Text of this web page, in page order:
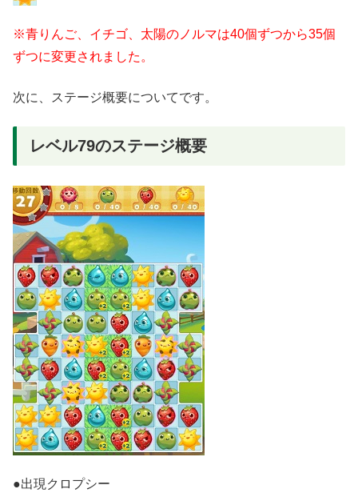
※青りんご、イチゴ、太陽のノルマは40個ずつから35個
ずつに変更されました。
次に、ステージ概要についてです。
レベル79のステージ概要
●出現クロプシー